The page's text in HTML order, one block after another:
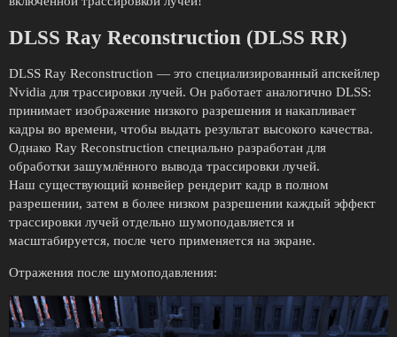
DLSS Ray Reconstruction (DLSS RR)
DLSS Ray Reconstruction — это специализированный апскейлер
Nvidia для трассировки лучей. Он работает аналогично DLSS:
принимает изображение низкого разрешения и накапливает
кадры во времени, чтобы выдать результат высокого качества.
Однако Ray Reconstruction специально разработан для
обработки зашумлённого вывода трассировки лучей.
Наш существующий конвейер рендерит кадр в полном
разрешении, затем в более низком разрешении каждый эффект
трассировки лучей отдельно шумоподавляется и
масштабируется, после чего применяется на экране.
Отражения после шумоподавления: